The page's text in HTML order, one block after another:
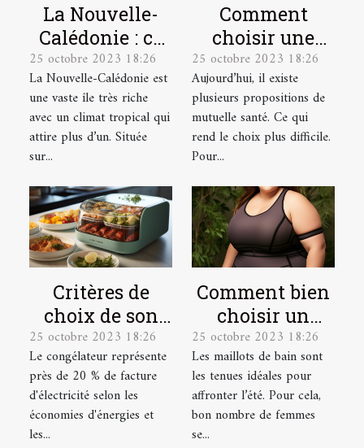
La Nouvelle-
Calédonie : ce
qu’il faut
comprendre !
25 octobre 2023 18:26
La Nouvelle-Calédonie est
une vaste île très riche
avec un climat tropical qui
attire plus d’un. Située
sur...
Comment
choisir une
mutuelle santé
pour une
personne
âgée ?
25 octobre 2023 18:26
Aujourd’hui, il existe
plusieurs propositions de
mutuelle santé. Ce qui
rend le choix plus difficile.
Pour...
Critères de
choix de son
congélateur
25 octobre 2023 18:26
Le congélateur représente
près de 20 % de facture
d'électricité selon les
économies d'énergies et
les...
Comment bien
choisir un
maillot de bain
de grande
taille ?
25 octobre 2023 18:26
Les maillots de bain sont
les tenues idéales pour
affronter l’été. Pour cela,
bon nombre de femmes
se...